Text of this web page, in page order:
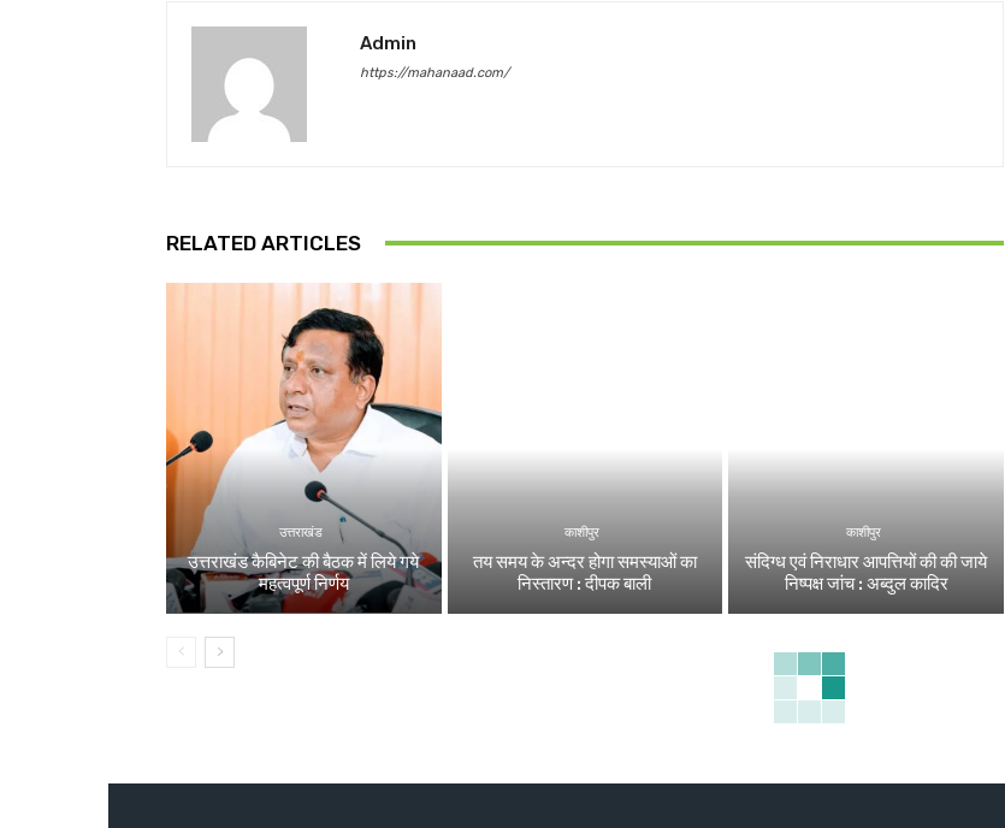
Admin
https://mahanaad.com/
RELATED ARTICLES
उत्तराखंड
उत्तराखंड कैबिनेट की बैठक में लिये गये
महत्वपूर्ण निर्णय
काशीपुर
तय समय के अन्दर होगा समस्याओं का
निस्तारण : दीपक बाली
काशीपुर
संदिग्ध एवं निराधार आपत्तियों की की जाये
निष्पक्ष जांच : अब्दुल कादिर